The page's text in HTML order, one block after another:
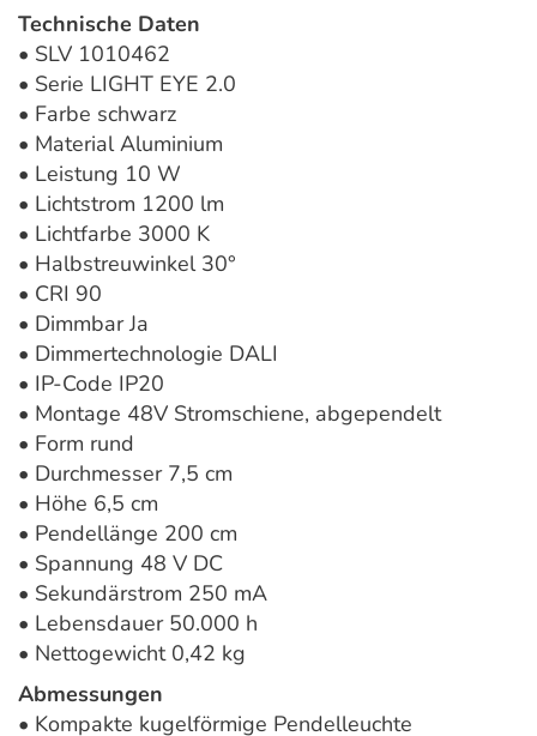
Technische Daten
• SLV 1010462
• Serie LIGHT EYE 2.0
• Farbe schwarz
• Material Aluminium
• Leistung 10 W
• Lichtstrom 1200 lm
• Lichtfarbe 3000 K
• Halbstreuwinkel 30°
• CRI 90
• Dimmbar Ja
• Dimmertechnologie DALI
• IP-Code IP20
• Montage 48V Stromschiene, abgependelt
• Form rund
• Durchmesser 7,5 cm
• Höhe 6,5 cm
• Pendellänge 200 cm
• Spannung 48 V DC
• Sekundärstrom 250 mA
• Lebensdauer 50.000 h
• Nettogewicht 0,42 kg
Abmessungen
• Kompakte kugelförmige Pendelleuchte